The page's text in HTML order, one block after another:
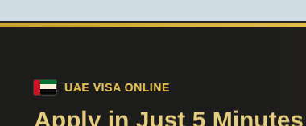
Поиск по сайту: